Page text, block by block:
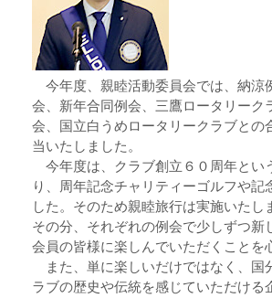
今年度、親睦活動委員会では、納涼
会、新年合同例会、三鷹ロータリーク
会、国立白うめロータリークラブとの
当いたしました。
今年度は、クラブ創立６０周年とい
り、周年記念チャリティーゴルフや記
した。そのため親睦旅行は実施いたし
その分、それぞれの例会で少しずつ新
会員の皆様に楽しんでいただくことを
また、単に楽しいだけではなく、国
ラブの歴史や伝統を感じていただける